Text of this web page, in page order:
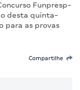
Funpresp-
desta quinta-
para as provas
Compartilhe